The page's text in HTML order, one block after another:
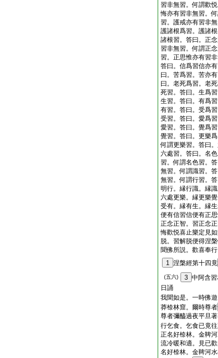
習非無習。何謂歡
悔亦有習非無習。
習。護戒亦有習非
護諸根爲習。護諸
諸根習。答曰。正
習非無習。何謂正
習。正思惟亦有習
答曰。信爲習信亦
曰。苦爲習。苦亦
曰。老死爲習。老
死習。答曰。生爲
生習。答曰。有爲
有習。答曰。受爲
受習。答曰。愛爲
愛習。答曰。覺爲
覺習。答曰。更樂
何謂更樂習。答曰
六處習。答曰。名
習。何謂名色習。
無習。何謂識習。
無習。何謂行習。
明行。縁行識。縁
六處更樂。縁更樂
受有。縁有生。縁
便有信習信便有正
正念正智。習正念
悔歡悦喜止樂定見
脱。習解脱便得涅
聞佛所説。歡喜奉行
1 涅槃經第十四竟
(五六) 3 中阿含
日誦
我聞如是。一時佛
莽㮈林窟。爾時尊者
尊者彌醯過夜平旦
行乞食。乞食已竟
正名好㮈林。金鞞
流冷暖和適。見已
名好㮈林。金鞞河